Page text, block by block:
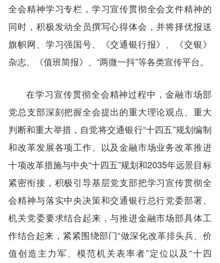
全会精神学习专栏，学习宣传贯彻全会文件精神的
同时，积极发动全员撰写心得体会，并将择优报送
旗帜网、学习强国号、《交通银行报》、《交银》
杂志、《值班简报》、“两微一抖”等各类宣传平台。
在学习宣传贯彻全会精神过程中，金融市场部
党总支部深刻把握全会提出的重大理论观点、重大
判断和重大举措，自觉将交通银行“十四五”规划编制
和改革发展各项工作、以及金融市场业务改革推进
十项改革措施与中央“十四五”规划和2035年远景目标
紧密衔接，积极引导基层党支部把学习宣传贯彻全
会精神与落实中央决策和交通银行总行党委部署、
机关党委要求结合起来，与推进金融市场部具体工
作结合起来，紧紧围绕部门“做深化改革排头兵、价
值创造主力军、模范机关表率者”定位以及“十四